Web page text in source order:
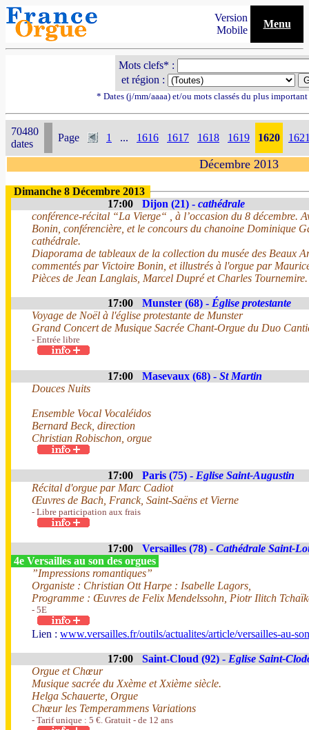
Version
Mobile
Menu
Mots clefs* :
et région :
* Dates (j/mm/aaaa) et/ou mots classés du plus
70480
dates
Page 1 ... 1616 1617 1618 1619 1620
Décembre 2013
Dimanche 8 Décembre 2013
17:00
Dijon (21) - cathédrale
conférence-récital “La Vierge“ , à l’occasion du 8 décembre.
Bonin, conférencière, et le concours du chanoine Dominique
cathédrale.
Diaporama de tableaux de la collection du musée des Beaux
commentés par Victoire Bonin, et illustrés à l'orgue par
Pièces de Jean Langlais, Marcel Dupré et Charles Tournemire.
17:00 Munster (68) - Église protestante
Voyage de Noël à l'église protestante de Munster
Grand Concert de Musique Sacrée Chant-Orgue du Duo
- Entrée libre
17:00 Masevaux (68) - St Martin
Douces Nuits
Ensemble Vocal Vocaléidos
Bernard Beck, direction
Christian Robischon, orgue
17:00 Paris (75) - Eglise Saint-Augustin
Récital d'orgue par Marc Cadiot
Œuvres de Bach, Franck, Saint-Saëns et Vierne
- Libre participation aux frais
17:00 Versailles (78) - Cathédrale Saint-
4e Versailles au son des orgues
”Impressions romantiques”
Organiste : Christian Ott Harpe : Isabelle Lagors,
Programme : Œuvres de Felix Mendelssohn, Piotr Ilitch
- 5E
Lien : www.versailles.fr/outils/actualites/article/versailles-au-
17:00 Saint-Cloud (92) - Eglise Saint-
Orgue et Chœur
Musique sacrée du Xxème et Xxième siècle.
Helga Schauerte, Orgue
Chœur les Temperammens Variations
- Tarif unique : 5 €. Gratuit - de 12 ans